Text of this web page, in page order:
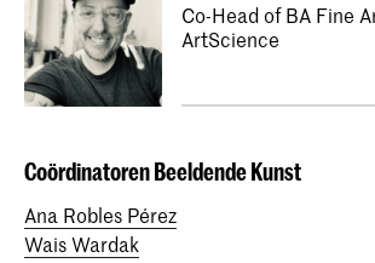
Co-Head of BA Fine
ArtScience
Coördinatoren Beeldende Kunst
Ana Robles Pérez
Wais Wardak